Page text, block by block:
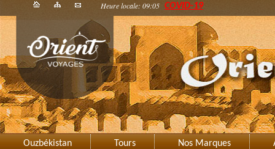
Heure locale: 09:05 COVID-19
Ouzbékistan Tours Nos Marques